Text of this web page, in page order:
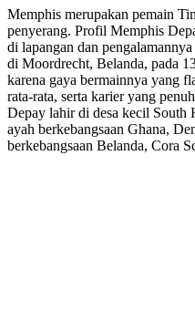
Memphis merupakan pemain
penyerang. Profil Memphis
di lapangan dan
di Moordrecht, Belanda, pada
karena gaya bermainnya yang
rata-rata, serta karier yang
Depay lahir di desa kecil South
ayah berkebangsaan Ghana,
berkebangsaan Belanda, Cora